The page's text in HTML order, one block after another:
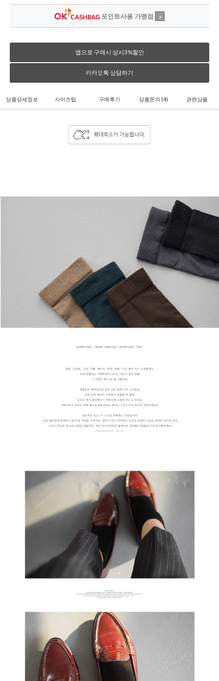
포인트사용 가맹점 ?
앱으로 구매시 상시3%할인
카카오톡 상담하기
상품상세정보 사이즈팁 구매후기 상품문의 (4) 관련상품